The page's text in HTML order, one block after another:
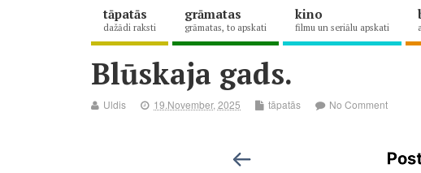
tāpatās
dažādi raksti
grāmatas
grāmatas, to apskati
kino
filmu un seriālu apskati
Blūskaja gads.
Uldis 19.November, 2025 tāpatās No Comment